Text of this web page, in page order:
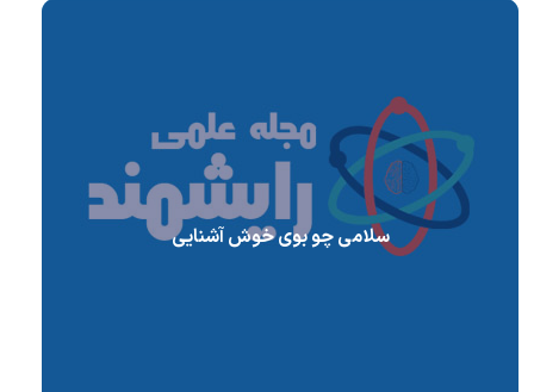
سلامی چو بوی خوش آشنایی